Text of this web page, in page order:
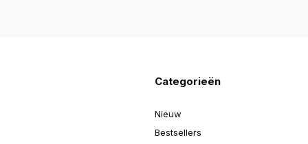
Categorieën
Nieuw
Bestsellers